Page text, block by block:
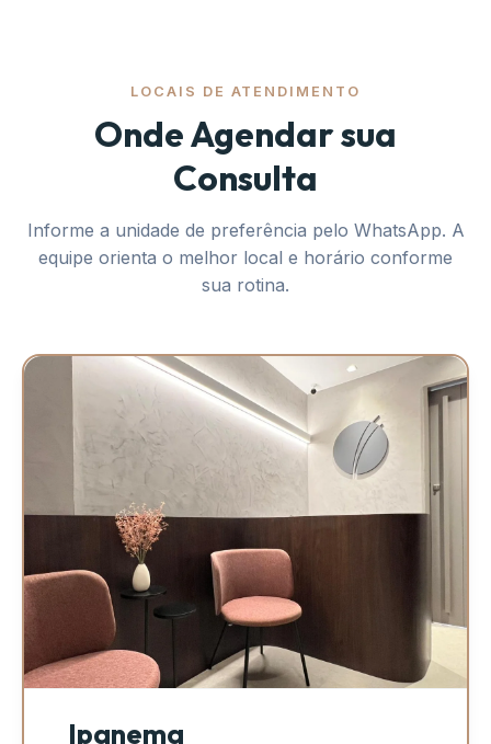
LOCAIS DE ATENDIMENTO
Onde Agendar sua
Consulta
Informe a unidade de preferência pelo WhatsApp. A
equipe orienta o melhor local e horário conforme
sua rotina.
Ipanema